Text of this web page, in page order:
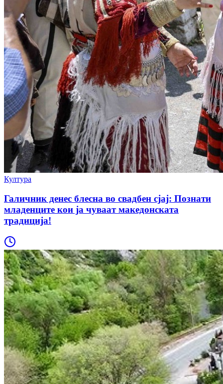
Култура
Галичник денес блесна во свадбен сјај: Познати
младенците кои ја чуваат македонската
традиција!